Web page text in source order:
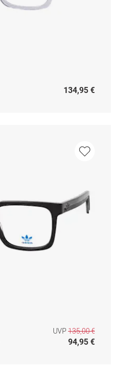
134,95 €
UVP 135,00 €
94,95 €